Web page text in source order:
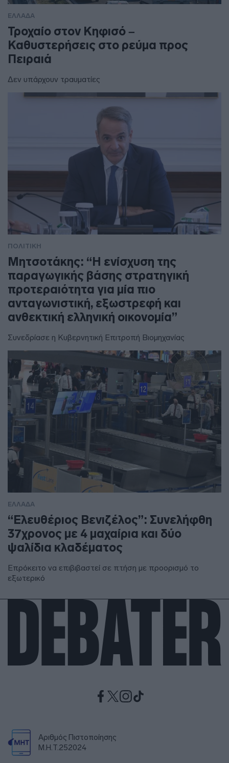
ΕΛΛΑΔΑ
Τροχαίο στον Κηφισό –
Καθυστερήσεις στο ρεύμα προς
Πειραιά
Δεν υπάρχουν τραυματίες
ΠΟΛΙΤΙΚΗ
Μητσοτάκης: “Η ενίσχυση της
παραγωγικής βάσης στρατηγική
προτεραιότητα για μία πιο
ανταγωνιστική, εξωστρεφή και
ανθεκτική ελληνική οικονομία”
Συνεδρίασε η Κυβερνητική Επιτροπή Βιομηχανίας
ΕΛΛΑΔΑ
“Ελευθέριος Βενιζέλος”: Συνελήφθη
37χρονος με 4 μαχαίρια και δύο
ψαλίδια κλαδέματος
Επρόκειτο να επιβιβαστεί σε πτήση με προορισμό το
εξωτερικό
Αριθμός Πιστοποίησης
Μ.Η.Τ.252024